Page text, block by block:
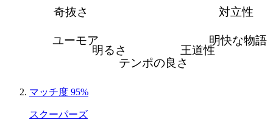
対立性
明快な物語
王道性
テンポの良さ
明るさ
ユーモア
奇抜さ
マッチ度 95%
スクーパーズ